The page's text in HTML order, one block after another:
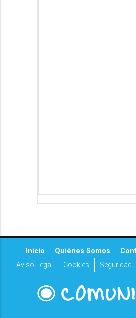
Inicio Quiénes Somos
Aviso Legal
Cookies Seguridad